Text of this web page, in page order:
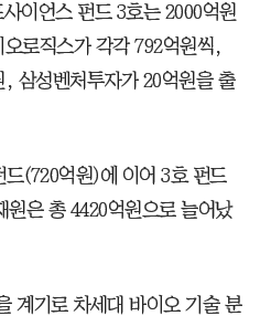
이언스 펀드 3호는 2000억원
로직스가 각각 792억원씩,
삼성벤처투자가 20억원을 출
(720억원)에 이어 3호 펀드
은 총 4420억원으로 늘어났
계기로 차세대 바이오 기술 분